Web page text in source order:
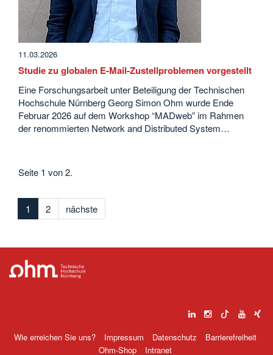
11.03.2026
Studie zu globalen E-Mail-Zustellproblemen vorgestellt
Eine Forschungsarbeit unter Beteiligung der Technischen
Hochschule Nürnberg Georg Simon Ohm wurde Ende
Februar 2026 auf dem Workshop “MADweb” im Rahmen
der renommierten Network and Distributed System…
Seite 1 von 2.
1 2 nächste
Wie erreichen Sie uns? Impressum Datenschutz
Barrierefreiheit
Ohm-Shop
Intranet